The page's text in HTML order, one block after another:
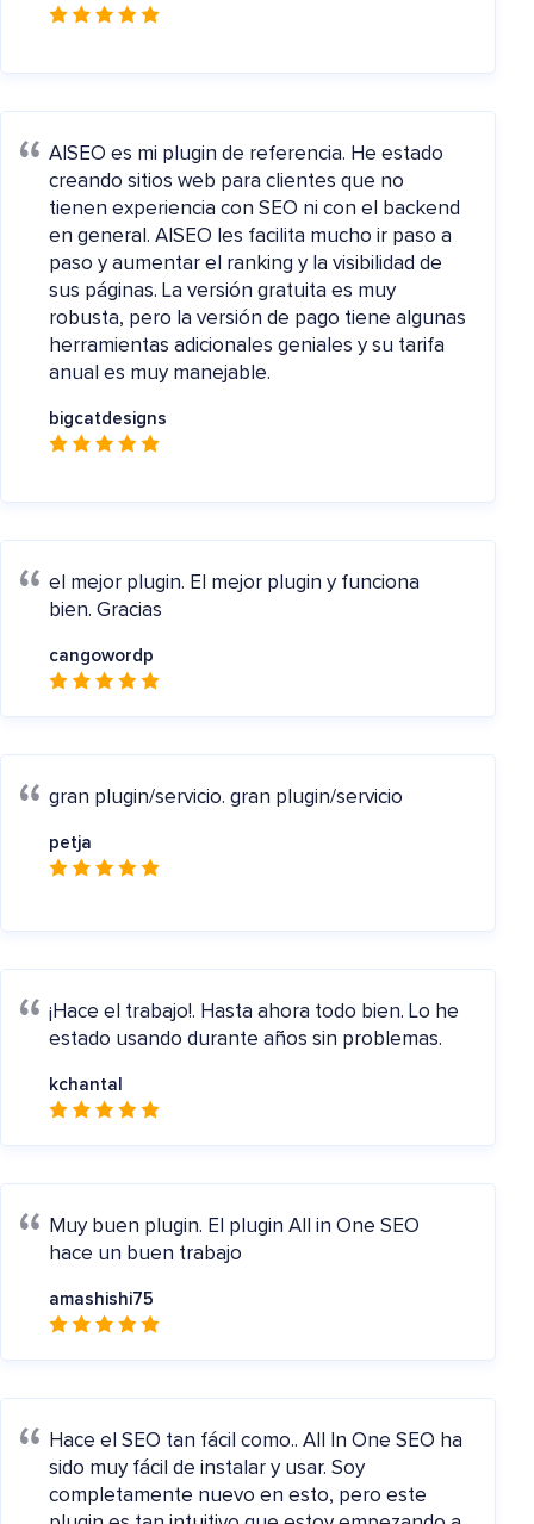
AISEO es mi plugin de referencia. He estado
creando sitios web para clientes que no
tienen experiencia con SEO ni con el backend
en general. AISEO les facilita mucho ir paso a
paso y aumentar el ranking y la visibilidad de
sus páginas. La versión gratuita es muy
robusta, pero la versión de pago tiene algunas
herramientas adicionales geniales y su tarifa
anual es muy manejable.
bigcatdesigns
el mejor plugin. El mejor plugin y funciona
bien. Gracias
cangowordp
gran plugin/servicio. gran plugin/servicio
petja
¡Hace el trabajo!. Hasta ahora todo bien. Lo he
estado usando durante años sin problemas.
kchantal
Muy buen plugin. El plugin All in One SEO
hace un buen trabajo
amashishi75
Hace el SEO tan fácil como.. All In One SEO ha
sido muy fácil de instalar y usar. Soy
completamente nuevo en esto, pero este